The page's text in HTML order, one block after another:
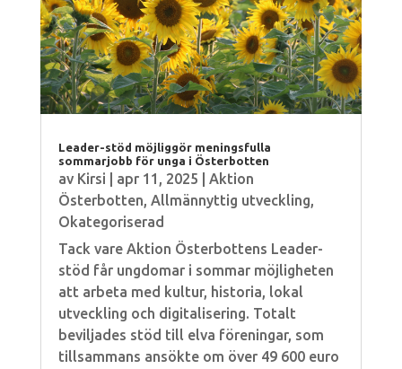
Leader-stöd möjliggör meningsfulla
sommarjobb för unga i Österbotten
av Kirsi apr 11, 2025
Aktion
Österbotten, Allmännyttig utveckling,
Okategoriserad
Tack vare Aktion Österbottens Leader-
stöd får ungdomar i sommar möjligheten
att arbeta med kultur, historia, lokal
utveckling och digitalisering. Totalt
beviljades stöd till elva föreningar, som
tillsammans ansökte om över 49 600 euro